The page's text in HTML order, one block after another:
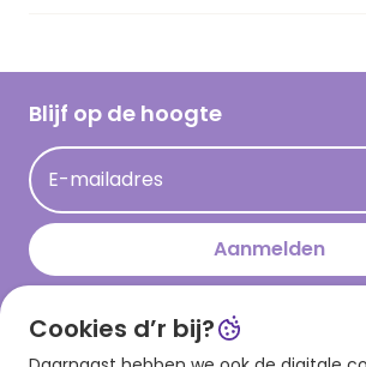
Hallmark Kaartclub
Acties
Persberichten
Hallmark en Kinderpostzegels
Cadeau inspiratie
Kaartinspiratie
Blijf op de hoogte
E-mailadres
Aanmelden
Download onze app
Cookies d’r bij?